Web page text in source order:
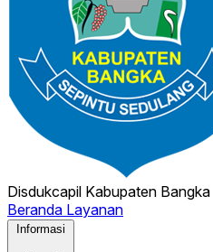
Disdukcapil Kabupaten Bangka
Beranda Layanan
Informasi